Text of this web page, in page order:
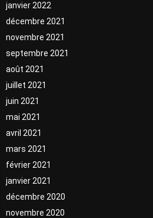
janvier 2022
décembre 2021
novembre 2021
septembre 2021
août 2021
juillet 2021
juin 2021
mai 2021
avril 2021
mars 2021
février 2021
janvier 2021
décembre 2020
novembre 2020